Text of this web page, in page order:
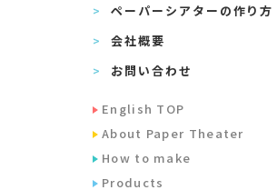
ペーパーシアターの作り方
会社概要
お問い合わせ
English TOP
About Paper Theater
How to make
Products